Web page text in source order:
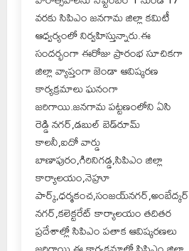
వరకు సిపిఎం జనగామ జిల్లా కమిటీ
ఆధ్వర్యంలో నిర్వహిస్తున్నారు.ఈ
సందర్భంగా ఈరోజు ప్రారంభ సూచికగా
జిల్లా వ్యాప్తంగా జెండా ఆవిష్కరణ
కార్యక్రమాలు ఘనంగా
జరిగాయి.జనగామ పట్టణంలోని ఏసి
రెడ్డి నగర్,డబుల్ బెడ్‌రూమ్
కాలనీ,ఐదో వార్డు
బాణాపురం,గిరినిగడ్డ,సిపిఎం జిల్లా
కార్యాలయం,నెహ్రూ
పార్క్,ధర్మకంచ,సంజయ్‌నగర్,అంబేద్కర్
నగర్,కలెక్టరేట్ కార్యాలయం తదితర
ప్రదేశాల్లో సిపిఎం పతాక ఆవిష్కరణలు